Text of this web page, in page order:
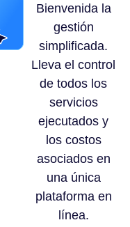
Bienvenida la
gestión
simplificada.
Lleva el control
de todos los
servicios
ejecutados y
los costos
asociados en
una única
plataforma en
línea.